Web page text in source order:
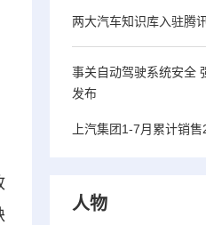
两大汽车知识库入驻腾
事关自动驾驶系统安全
发布
上汽集团1-7月累计销
人物